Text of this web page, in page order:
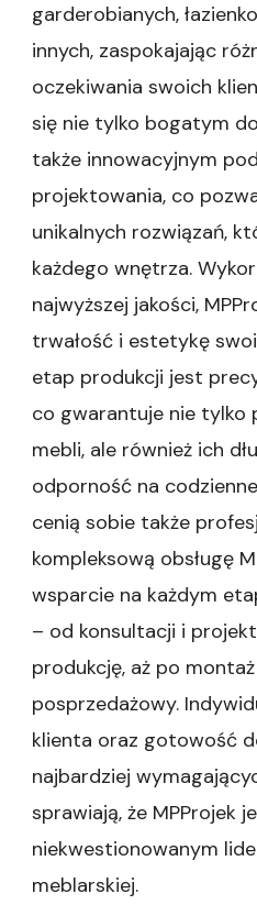
garderobianych,
innych, zaspokajając
oczekiwania swoich
się nie tylko bogatym
także innowacyjnym
projektowania, co
unikalnych rozwiązań,
każdego wnętrza.
najwyższej jakości,
trwałość i estetykę
etap produkcji jest
co gwarantuje nie tylko
mebli, ale również ich
odporność na
cenią sobie także
kompleksową obsługę
wsparcie na każdym
– od konsultacji i
produkcję, aż po
posprzedażowy.
klienta oraz gotowość
najbardziej
sprawiają, że MPProjek
niekwestionowanym
meblarskiej.